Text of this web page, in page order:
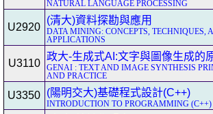
NATURAL LANGUAGE PROCESSING
U2920
(清大)資料探勘與應用
DATA MINING: CONCEPTS, TECHNIQUES,
APPLICATIONS
U3110
政大-生成式AI:文字與圖像生成的
GENAI : TEXT AND IMAGE SYNTHESIS
AND PRACTICE
U3350 (陽明交大)基礎程式設計(C++)
INTRODUCTION TO PROGRAMMING (C++)